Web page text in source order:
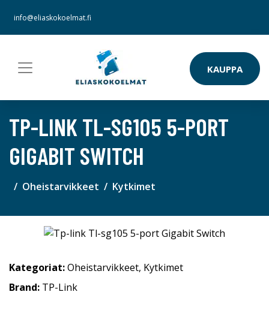
info@eliaskokoelmat.fi
KAUPPA
TP-LINK TL-SG105 5-PORT
GIGABIT SWITCH
Oheistarvikkeet Kytkimet
Kategoriat:Oheistarvikkeet, Kytkimet
Brand: TP-Link